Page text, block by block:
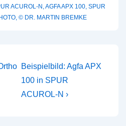
ACUROL-N ,AGFA APX 100, SPUR
, © DR. MARTIN BREMKE
Nächster
Beitrag
ist
Beispielbild: Agfa APX
100 in SPUR
ACUROL-N ›